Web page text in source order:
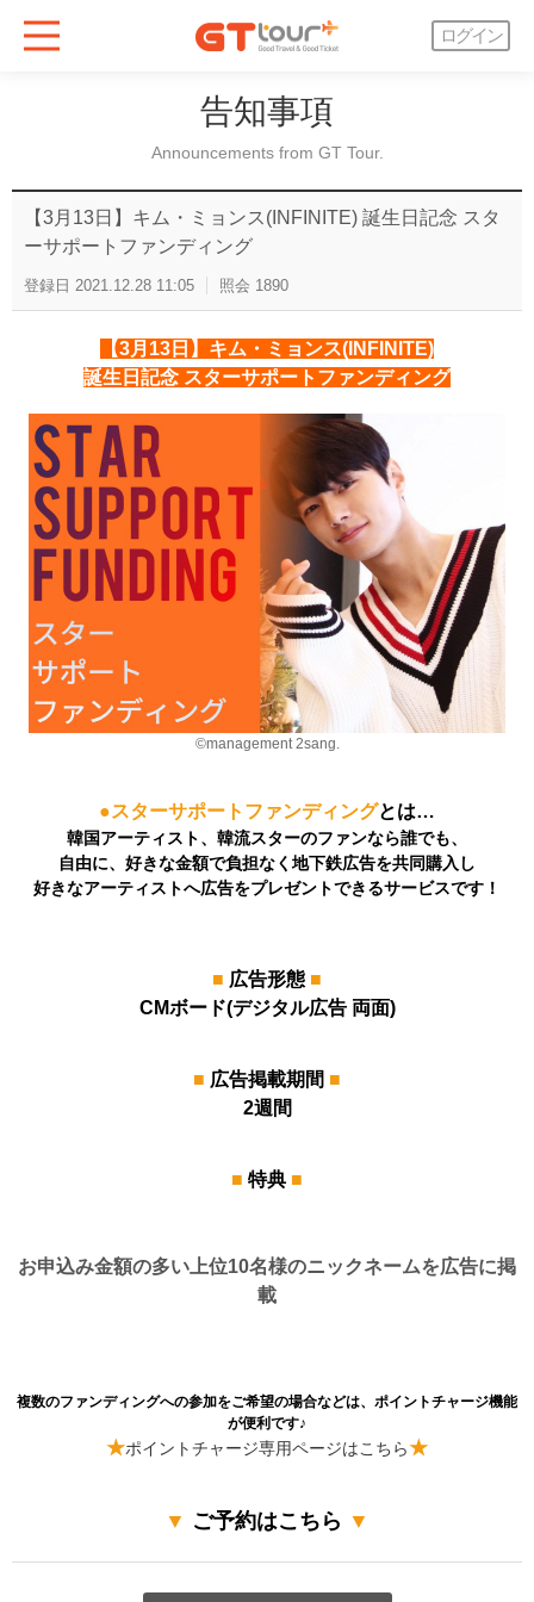
ログイン
告知事項
Announcements from GT Tour.
【3月13日】キム・ミョンス(INFINITE) 誕生日記念 スタ
ーサポートファンディング
登録日 2021.12.28 11:05 照会 1890
【3月13日】キム・ミョンス(INFINITE)
誕生日記念 スターサポートファンディング
©management 2sang.
●スターサポートファンディングとは…
韓国アーティスト、韓流スターのファンなら誰でも、
自由に、好きな金額で負担なく地下鉄広告を共同購入し
好きなアーティストへ広告をプレゼントできるサービスです！
■ 広告形態 ■
CMボード(デジタル広告 両面)
■ 広告掲載期間 ■
2週間
■ 特典 ■
お申込み金額の多い上位10名様のニックネームを広告に掲
載
複数のファンディングへの参加をご希望の場合などは、ポイントチャージ機能
が便利です♪
★ポイントチャージ専用ページはこちら★
▼ ご予約はこちら ▼